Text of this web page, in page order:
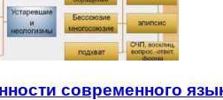
современного